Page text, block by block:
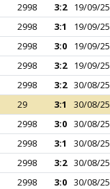
2998 3:2 19/09/25
2998 3:1 19/09/25
2998 3:0 19/09/25
2998 3:2 19/09/25
2998 3:2 30/08/25
29 3:1 30/08/25
2998 3:0 30/08/25
2998 3:1 30/08/25
2998 3:2 30/08/25
2998 3:0 30/08/25